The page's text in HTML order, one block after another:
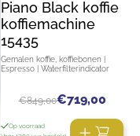
Piano Black koffie
koffiemachine
15435
Gemalen koffie, koffiebonen |
Espresso | Waterfilterindicator
€849,00€719,00
Op voorraad